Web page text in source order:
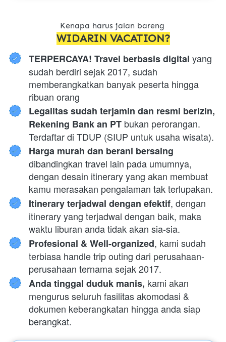
Kenapa harus jalan bareng
WIDARIN VACATION?
TERPERCAYA! Travel berbasis digital yang
sudah berdiri sejak 2017, sudah
memberangkatkan banyak peserta hingga
ribuan orang
Legalitas sudah terjamin dan resmi berizin,
Rekening Bank an PT bukan perorangan.
Terdaftar di TDUP (SIUP untuk usaha wisata).
dibandingkan travel lain pada umumnya,
dengan desain itinerary yang akan membuat
kamu merasakan pengalaman tak terlupakan.
Itinerary terjadwal dengan efektif, dengan
itinerary yang terjadwal dengan baik, maka
waktu liburan anda tidak akan sia-sia.
Profesional & Well-organized, kami sudah
terbiasa handle trip outing dari perusahaan-
perusahaan ternama sejak 2017.
Anda tinggal duduk manis, kami akan
mengurus seluruh fasilitas akomodasi &
dokumen keberangkatan hingga anda siap
berangkat.